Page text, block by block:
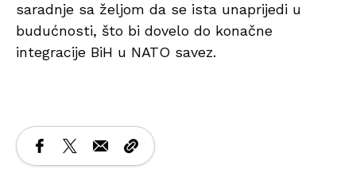
saradnje sa željom da se ista unaprijedi u
budućnosti, što bi dovelo do konačne
integracije BiH u NATO savez.